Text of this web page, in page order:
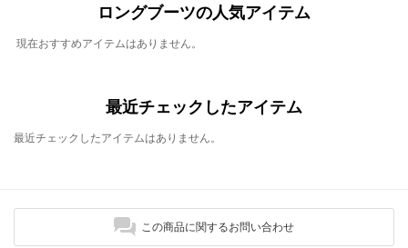
ロングブーツの人気アイテム
現在おすすめアイテムはありません。
最近チェックしたアイテム
最近チェックしたアイテムはありません。
この商品に関するお問い合わせ